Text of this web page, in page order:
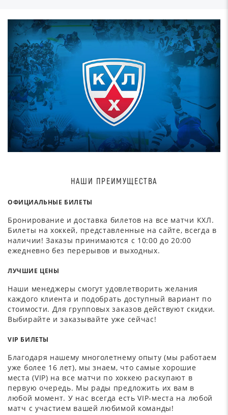
НАШИ ПРЕИМУЩЕСТВА
ОФИЦИАЛЬНЫЕ БИЛЕТЫ
Бронирование и доставка билетов на все матчи КХЛ.
Билеты на хоккей, представленные на сайте, всегда в
наличии! Заказы принимаются с 10:00 до 20:00
ежедневно без перерывов и выходных.
ЛУЧШИЕ ЦЕНЫ
Наши менеджеры смогут удовлетворить желания
каждого клиента и подобрать доступный вариант по
стоимости. Для групповых заказов действуют скидки.
Выбирайте и заказывайте уже сейчас!
VIP БИЛЕТЫ
Благодаря нашему многолетнему опыту (мы работаем
уже более 16 лет), мы знаем, что самые хорошие
места (VIP) на все матчи по хоккею раскупают в
первую очередь. Мы рады предложить их вам в
любой момент. У нас всегда есть VIP-места на любой
матч с участием вашей любимой команды!